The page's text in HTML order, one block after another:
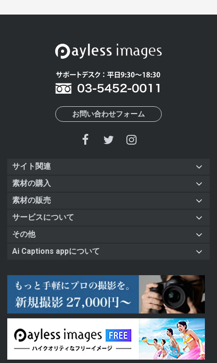
お問い合わせフォーム
サイト関連
素材の購入
素材の販売
サービスについて
その他
Ai Captions appについて